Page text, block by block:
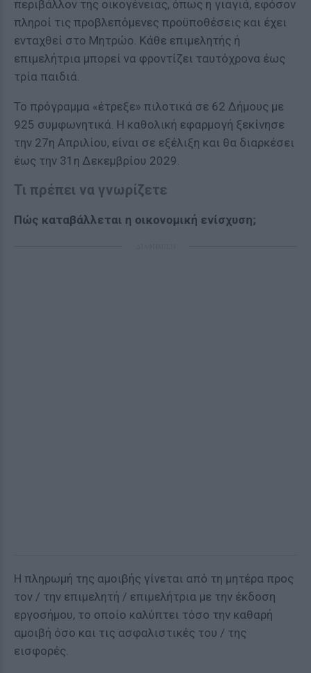
περιβάλλον της οικογένειας, όπως η γιαγιά, εφόσον
πληροί τις προβλεπόμενες προϋποθέσεις και έχει
ενταχθεί στο Μητρώο. Κάθε επιμελητής ή
επιμελήτρια μπορεί να φροντίζει ταυτόχρονα έως
τρία παιδιά.
Το πρόγραμμα «έτρεξε» πιλοτικά σε 62 Δήμους με
925 συμφωνητικά. Η καθολική εφαρμογή ξεκίνησε
την 27η Απριλίου, είναι σε εξέλιξη και θα διαρκέσει
έως την 31η Δεκεμβρίου 2029.
Τι πρέπει να γνωρίζετε
Πώς καταβάλλεται η οικονομική ενίσχυση;
Η πληρωμή της αμοιβής γίνεται από τη μητέρα προς
τον / την επιμελητή / επιμελήτρια με την έκδοση
εργοσήμου, το οποίο καλύπτει τόσο την καθαρή
αμοιβή όσο και τις ασφαλιστικές του / της
εισφορές.